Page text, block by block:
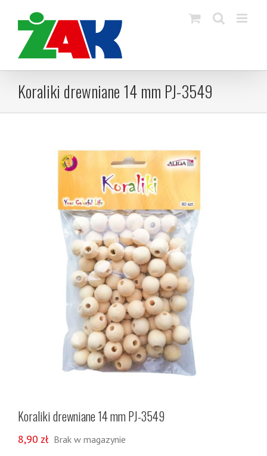
content
Koraliki drewniane 14 mm PJ-3549
Koraliki drewniane 14 mm PJ-3549
8,90 zł Brak w magazynie